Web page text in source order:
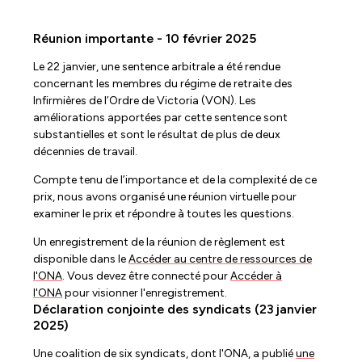
Réunion importante - 10 février 2025
Le 22 janvier, une sentence arbitrale a été rendue
concernant les membres du régime de retraite des
Infirmières de l’Ordre de Victoria (VON). Les
améliorations apportées par cette sentence sont
substantielles et sont le résultat de plus de deux
décennies de travail.
Compte tenu de l’importance et de la complexité de ce
prix, nous avons organisé une réunion virtuelle pour
examiner le prix et répondre à toutes les questions.
Un enregistrement de la réunion de règlement est
disponible dans leAccéder au centre de ressources de
l'ONA. Vous devez être connecté pourAccéder à
l'ONApour visionner l'enregistrement.
Déclaration conjointe des syndicats (23 janvier
2025)
Une coalition de six syndicats, dont l'ONA, a publiéune